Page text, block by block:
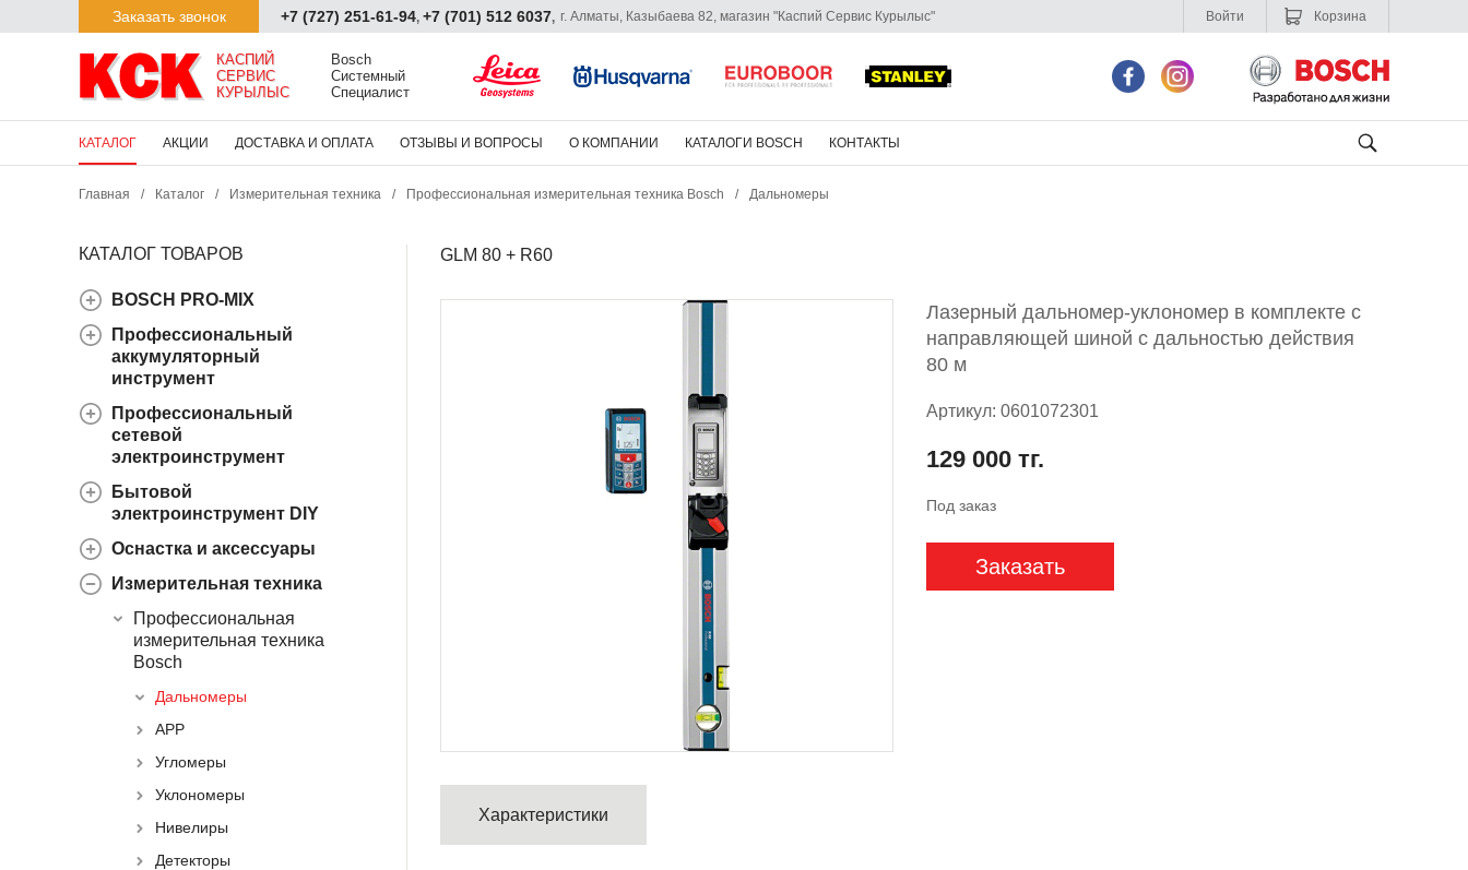
Заказать звонок +7 (727) 251-61-94, +7 (701) 512 6037, г. Алматы, Казыбаева 82, магазин "Каспий Сервис Курылыс" Корзина
Войти
КАСПИЙ
СЕРВИС
КУРЫЛЫС
Bosch
Системный
Специалист
КАТАЛОГ АКЦИИ ДОСТАВКА И ОПЛАТА ОТЗЫВЫ И ВОПРОСЫ О КОМПАНИИ КАТАЛОГИ BOSCH КОНТАКТЫ
Главная / Каталог / Измерительная техника / Профессиональная измерительная техника Bosch / Дальномеры
КАТАЛОГ ТОВАРОВ
BOSCH PRO-MIX
Профессиональный
аккумуляторный
инструмент
Профессиональный
сетевой
электроинструмент
Бытовой
электроинструмент DIY
Оснастка и аксессуары
Измерительная техника
Профессиональная
измерительная техника
Bosch
Дальномеры
APP
Угломеры
Уклономеры
Нивелиры
Детекторы
GLM 80 + R60
Лазерный дальномер-уклономер в комплекте с
направляющей шиной с дальностью действия
80 м
Артикул: 0601072301
129 000 тг.
Под заказ
Заказать
Характеристики